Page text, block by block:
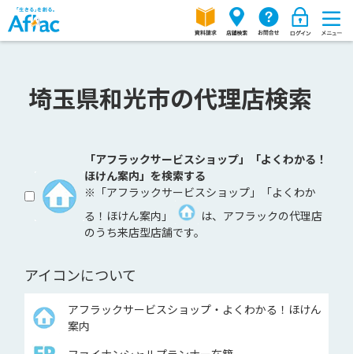
埼玉県和光市の代理店検索
「アフラックサービスショップ」「よくわかる！
ほけん案内」を検索する
※「アフラックサービスショップ」「よくわか
る！ほけん案内」
は、アフラックの代理店
のうち来店型店舗です。
アイコンについて
アフラックサービスショップ・よくわかる！ほけん
案内